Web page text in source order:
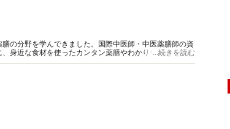
の分野を学んできました。国際中医師・中医薬膳師の資
身近な食材を使ったカンタン薬膳やわかりやすい漢方の
...続きを読む